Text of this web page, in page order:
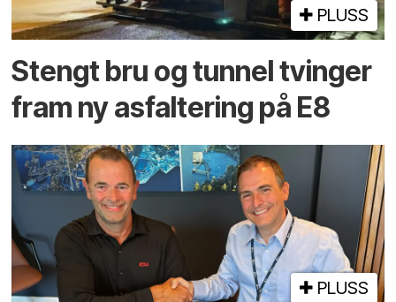
PLUSS
Stengt bru og tunnel tvinger
fram ny asfaltering på E8
PLUSS